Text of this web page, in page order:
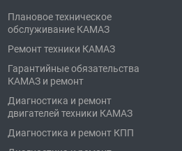
Плановое техническое
обслуживание КАМАЗ
Ремонт техники КАМАЗ
Гарантийные обязательства
КАМАЗ и ремонт
Диагностика и ремонт
двигателей техники КАМАЗ
Диагностика и ремонт КПП